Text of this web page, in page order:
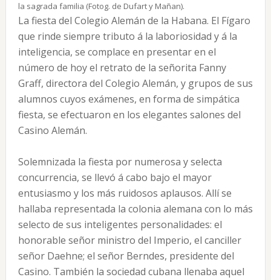
la sagrada familia (Fotog. de Dufart y Mañan).
La fiesta del Colegio Alemán de la Habana. El Fígaro
que rinde siempre tributo á la laboriosidad y á la
inteligencia, se complace en presentar en el
número de hoy el retrato de la señorita Fanny
Graff, directora del Colegio Alemán, y grupos de sus
alumnos cuyos exámenes, en forma de simpática
fiesta, se efectuaron en los elegantes salones del
Casino Alemán.
Solemnizada la fiesta por numerosa y selecta
concurrencia, se llevó á cabo bajo el mayor
entusiasmo y los más ruidosos aplausos. Allí se
hallaba representada la colonia alemana con lo más
selecto de sus inteligentes personalidades: el
honorable señor ministro del Imperio, el canciller
señor Daehne; el señor Berndes, presidente del
Casino. También la sociedad cubana llenaba aquel